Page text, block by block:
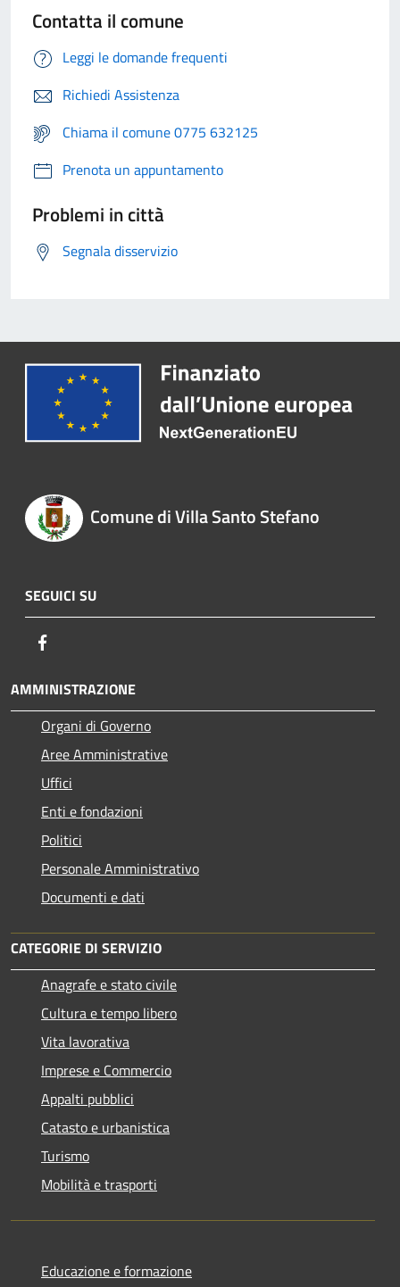
Contatta il comune
Leggi le domande frequenti
Richiedi Assistenza
Chiama il comune 0775 632125
Prenota un appuntamento
Problemi in città
Segnala disservizio
Comune di Villa Santo Stefano
SEGUICI SU
AMMINISTRAZIONE
Organi di Governo
Aree Amministrative
Uffici
Enti e fondazioni
Politici
Personale Amministrativo
Documenti e dati
CATEGORIE DI SERVIZIO
Anagrafe e stato civile
Cultura e tempo libero
Vita lavorativa
Imprese e Commercio
Appalti pubblici
Catasto e urbanistica
Turismo
Mobilità e trasporti
Educazione e formazione